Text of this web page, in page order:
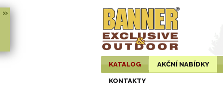
»
KATALOG AKČNÍ NABÍDKY
KONTAKTY